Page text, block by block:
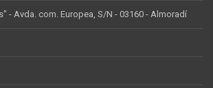
- Avda. com. Europea, S/N - 03160 - Almoradí